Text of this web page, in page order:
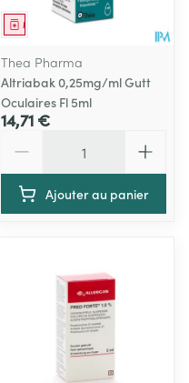
Médicament
Thea Pharma
Altriabak 0,25mg/ml Gutt
Oculaires Fl 5ml
14,71 €
Ajouter au panier